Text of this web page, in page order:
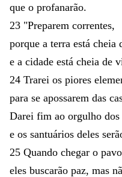
que o profanarão.
23 "Preparem correntes,
porque a terra está cheia
e a cidade está cheia de
24 Trarei os piores
para se apossarem das
Darei fim ao orgulho dos
e os santuários deles
25 Quando chegar o
eles buscarão paz, mas